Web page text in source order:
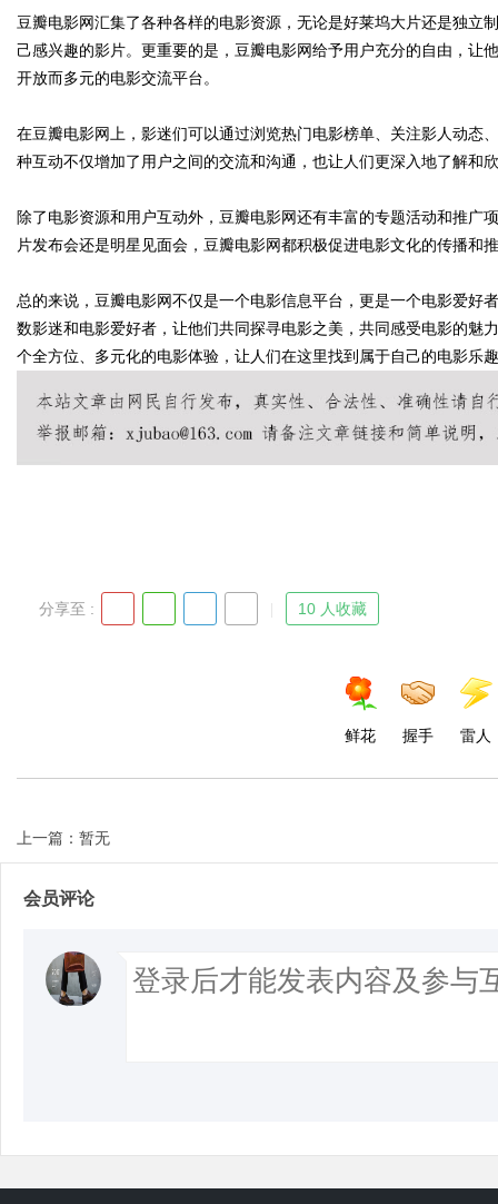
ar
豆瓣电影网汇集了各种各样的电影资源，无论是好莱坞大片还是独立
己感兴趣的影片。更重要的是，豆瓣电影网给予用户充分的自由，让
开放而多元的电影交流平台。
在豆瓣电影网上，影迷们可以通过浏览热门电影榜单、关注影人动态
种互动不仅增加了用户之间的交流和沟通，也让人们更深入地了解和
除了电影资源和用户互动外，豆瓣电影网还有丰富的专题活动和推广
片发布会还是明星见面会，豆瓣电影网都积极促进电影文化的传播和
总的来说，豆瓣电影网不仅是一个电影信息平台，更是一个电影爱好
数影迷和电影爱好者，让他们共同探寻电影之美，共同感受电影的魅
个全方位、多元化的电影体验，让人们在这里找到属于自己的电影乐
分享至 : 10 人收藏
鲜花 握手 雷人
上一篇：暂无
会员评论